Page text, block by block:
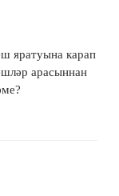
яратуына карап
арасыннан